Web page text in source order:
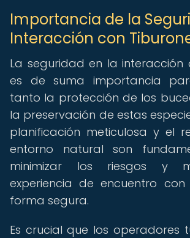
Importancia de la
Interacción con
La seguridad en la interacción
es de suma importancia
tanto la protección de los
la preservación de estas
planificación meticulosa y el
entorno natural son
minimizar los riesgos y
experiencia de encuentro
forma segura.
Es crucial que los operadores